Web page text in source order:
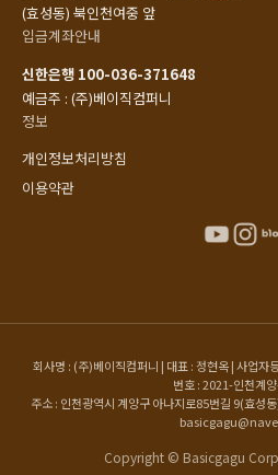
(효성동) 북인천여중 앞
입금계좌안내
신한은행 100-036-371648
예금주 : (주)베이직컴퍼니
정보
개인정보처리방침
이용약관
회사명 : (주)베이직컴퍼니 | 대표 : 정현옥 | 사업
번호 : 2021-인천계
주소 : 인천광역시 계양구 아나지로85번길 9(효성
Copyright © Basicgagu